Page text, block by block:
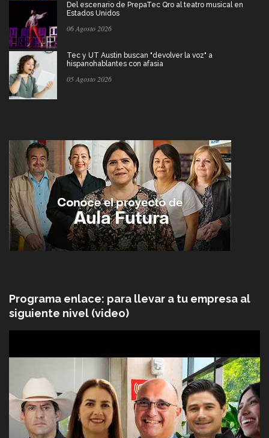
Del escenario de PrepaTec Qro al teatro musical en
Estados Unidos
06 Agosto 2026
Tec y UT Austin buscan "devolver la voz" a
hispanohablantes con afasia
05 Agosto 2026
Programa enlace: para llevar a tu empresa al
siguiente nivel (video)